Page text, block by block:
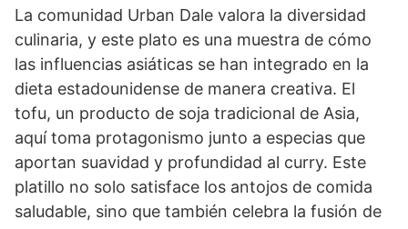
La comunidad Urban Dale valora la diversidad
culinaria, y este plato es una muestra de cómo
las influencias asiáticas se han integrado en la
dieta estadounidense de manera creativa. El
tofu, un producto de soja tradicional de Asia,
aquí toma protagonismo junto a especias que
aportan suavidad y profundidad al curry. Este
platillo no solo satisface los antojos de comida
saludable, sino que también celebra la fusión de